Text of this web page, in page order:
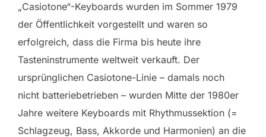
„Casiotone“-Keyboards wurden im Sommer 1979
der Öffentlichkeit vorgestellt und waren so
erfolgreich, dass die Firma bis heute ihre
Tasteninstrumente weltweit verkauft. Der
ursprünglichen Casiotone-Linie – damals noch
nicht batteriebetrieben – wurden Mitte der 1980er
Jahre weitere Keyboards mit Rhythmussektion (=
Schlagzeug, Bass, Akkorde und Harmonien) an die